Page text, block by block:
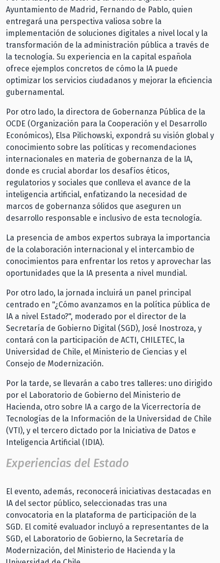
Ayuntamiento de Madrid, Fernando de Pablo, quien
entregará una perspectiva valiosa sobre la
implementación de soluciones digitales a nivel local y la
transformación de la administración pública a través de
la tecnología. Su experiencia en la capital española
ofrece ejemplos concretos de cómo la IA puede
optimizar los servicios ciudadanos y mejorar la eficiencia
gubernamental.
Por otro lado, la directora de Gobernanza Pública de la
OCDE (Organización para la Cooperación y el Desarrollo
Económicos), Elsa Pilichowski, expondrá su visión global y
conocimiento sobre las políticas y recomendaciones
internacionales en materia de gobernanza de la IA,
donde es crucial abordar los desafíos éticos,
regulatorios y sociales que conlleva el avance de la
inteligencia artificial, enfatizando la necesidad de
marcos de gobernanza sólidos que aseguren un
desarrollo responsable e inclusivo de esta tecnología.
La presencia de ambos expertos subraya la importancia
de la colaboración internacional y el intercambio de
conocimientos para enfrentar los retos y aprovechar las
oportunidades que la IA presenta a nivel mundial.
Por otro lado, la jornada incluirá un panel principal
centrado en "¿Cómo avanzamos en la política pública de
IA a nivel Estado?", moderado por el director de la
Secretaría de Gobierno Digital (SGD), José Inostroza, y
contará con la participación de ACTI, CHILETEC, la
Universidad de Chile, el Ministerio de Ciencias y el
Consejo de Modernización.
Por la tarde, se llevarán a cabo tres talleres: uno dirigido
por el Laboratorio de Gobierno del Ministerio de
Hacienda, otro sobre IA a cargo de la Vicerrectoría de
Tecnologías de la Información de la Universidad de Chile
(VTI), y el tercero dictado por la Iniciativa de Datos e
Inteligencia Artificial (IDIA).
Experiencias del Estado
El evento, además, reconocerá iniciativas destacadas en
IA del sector público, seleccionadas tras una
convocatoria en la plataforma de participación de la
SGD. El comité evaluador incluyó a representantes de la
SGD, el Laboratorio de Gobierno, la Secretaría de
Modernización, del Ministerio de Hacienda y la